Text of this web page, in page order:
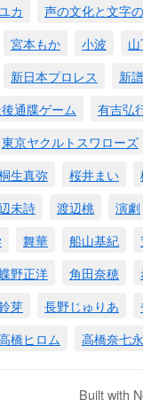
カ 声の文化と文字
宮本もか 小波
新日本プロレス 新譜
通牒ゲーム 有吉弘
東京ヤクルトスワローズ
生真弥 桜井まい
未詩 渡辺桃 演劇
舞華 船山基紀
野正洋 角田奈穂
芽 長野じゅりあ
橋ヒロム 高橋奈七永
Built with